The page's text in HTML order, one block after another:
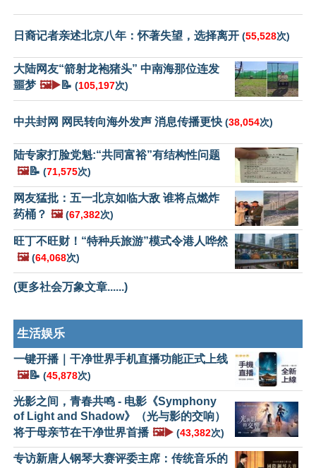
日裔记者亲述北京八年：怀著失望，选择离开 (55,528次)
大陆网友“箭射龙袍猪头” 中南海那位连发
噩梦 🖼️▶️📝 (105,197次)
中共封网 网民转向海外发声 消息传播更快 (38,054次)
陆专家打脸党魁:“共同富裕”有结构性问题
🖼️📝 (71,575次)
网友猛批：五一北京如临大敌 谁将点燃炸
药桶？ 🖼️ (67,382次)
旺丁不旺财！“特种兵旅游”模式令港人哗然
🖼️ (64,068次)
(更多社会万象文章......)
生活娱乐
一键开播｜干净世界手机直播功能正式上线
🖼️📝 (45,878次)
光影之间，青春共鸣 - 电影《Symphony
of Light and Shadow》（光与影的交响）
将于母亲节在干净世界首播 🖼️▶️ (43,382次)
专访新唐人钢琴大赛评委主席：传统音乐的